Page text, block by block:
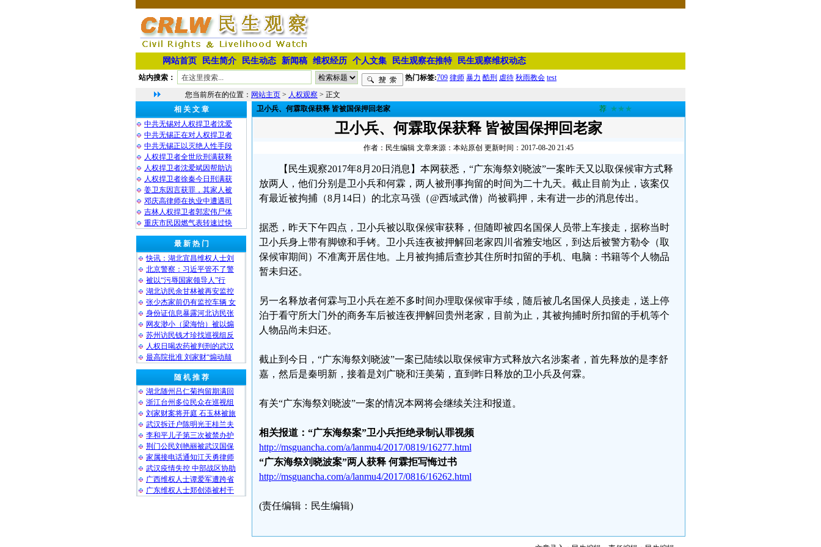
网站首页 民生简介 民生动态 新闻稿 维权经历 个人文集 民生观察在推特 民生观察维权动态
站内搜索： 热门标签:709 律师 暴力 酷刑 虐待 秋雨教会 test
您当前所在的位置： 网站主页 > 人权观察 > 正文
相 关 文 章
中共无锡对人权捍卫者沈爱
中共无锡正在对人权捍卫者
中共无锡正以灭绝人性手段
人权捍卫者全世欣刑满获释
人权捍卫者沈爱斌因帮助访
人权捍卫者徐秦今日刑满获
姜卫东因言获罪，其家人被
邓庆高律师在执业中遭遇司
吉林人权捍卫者郭宏伟尸体
重庆市民因燃气表转速过快
最 新 热 门
快讯：湖北宜昌维权人士刘
北京警察：习近平管不了警
被以“污辱国家领导人”行
湖北访民余甘林被再安监控
张少杰家前仍有监控车辆 女
身份证信息暴露河北访民张
网友渺小（梁海怡）被以煽
苏州访民钱才珍找巡视组反
人权日喝农药被判刑的武汉
最高院批准 刘家财“煽动颠
随 机 推 荐
湖北随州吕仁菊拘留期满回
浙江台州多位民众在巡视组
刘家财案将开庭 石玉林被旅
武汉拆迁户陈明光王桂兰夫
李和平儿子第三次被禁办护
荆门公民刘艳丽被武汉国保
家属接电话通知江天勇律师
武汉疫情失控 中部战区协助
广西维权人士谭爱军遭跨省
广东维权人士郑创添被村干
卫小兵、何霖取保获释 皆被国保押回老家 荐 ★★★
卫小兵、何霖取保获释 皆被国保押回老家
作者：民生编辑 文章来源：本站原创 更新时间：2017-08-20 21:45
【民生观察2017年8月20日消息】本网获悉，“广东海祭刘晓波”一案昨天又以取保候审方式释
放两人，他们分别是卫小兵和何霖，两人被刑事拘留的时间为二十九天。截止目前为止，该案仅
有最近被拘捕（8月14日）的北京马强（@西域武僧）尚被羁押，未有进一步的消息传出。
据悉，昨天下午四点，卫小兵被以取保候审获释，但随即被四名国保人员带上车接走，据称当时
卫小兵身上带有脚镣和手铐。卫小兵连夜被押解回老家四川省雅安地区，到达后被警方勒令（取
保候审期间）不准离开居住地。上月被拘捕后查抄其住所时扣留的手机、电脑：书籍等个人物品
暂未归还。
另一名释放者何霖与卫小兵在差不多时间办理取保候审手续，随后被几名国保人员接走，送上停
泊于看守所大门外的商务车后被连夜押解回贵州老家，目前为止，其被拘捕时所扣留的手机等个
人物品尚未归还。
截止到今日，“广东海祭刘晓波”一案已陆续以取保候审方式释放六名涉案者，首先释放的是李舒
嘉，然后是秦明新，接着是刘广晓和汪美菊，直到昨日释放的卫小兵及何霖。
有关“广东海祭刘晓波”一案的情况本网将会继续关注和报道。
相关报道：“广东海祭案”卫小兵拒绝录制认罪视频
http://msguancha.com/a/lanmu4/2017/0819/16277.html
“广东海祭刘晓波案”两人获释 何霖拒写悔过书
http://msguancha.com/a/lanmu4/2017/0816/16262.html
(责任编辑：民生编辑)